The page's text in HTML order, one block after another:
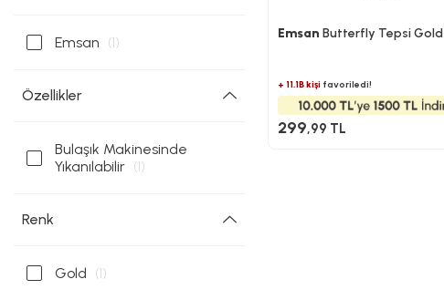
Emsan (1)
Özellikler
Bulaşık Makinesinde
Yıkanılabilir (1)
Renk
Gold (1)
Emsan Butterfly Tepsi Gold
+ 11.1B kişifavoriledi!
299,99 TL